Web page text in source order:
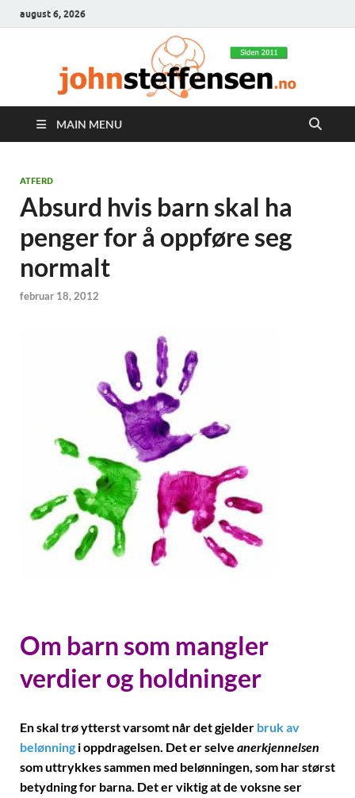
august 6, 2026
MAIN MENU
ATFERD
Absurd hvis barn skal ha
penger for å oppføre seg
normalt
februar 18, 2012
Om barn som mangler
verdier og holdninger
En skal trø ytterst varsomt når det gjelder bruk av
belønning i oppdragelsen. Det er selve anerkjennelsen
som uttrykkes sammen med belønningen, som har størst
betydning for barna. Det er viktig at de voksne ser